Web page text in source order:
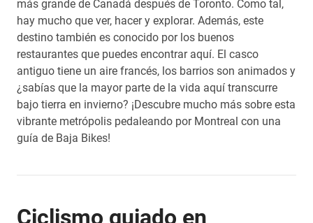
más grande de Canadá después de Toronto. Como tal,
hay mucho que ver, hacer y explorar. Además, este
destino también es conocido por los buenos
restaurantes que puedes encontrar aquí. El casco
antiguo tiene un aire francés, los barrios son animados y
¿sabías que la mayor parte de la vida aquí transcurre
bajo tierra en invierno? ¡Descubre mucho más sobre esta
vibrante metrópolis pedaleando por Montreal con una
guía de Baja Bikes!
Ciclismo guiado en